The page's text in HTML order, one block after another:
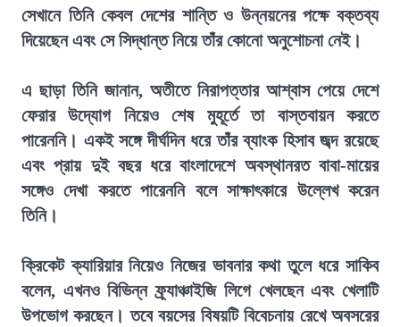
সেখানে তিনি কেবল দেশের শান্তি ও উন্নয়নের পক্ষে বক্তব্য
দিয়েছেন এবং সে সিদ্ধান্ত নিয়ে তাঁর কোনো অনুশোচনা নেই।
এ ছাড়া তিনি জানান, অতীতে নিরাপত্তার আশ্বাস পেয়ে দেশে
ফেরার উদ্যোগ নিয়েও শেষ মুহূর্তে তা বাস্তবায়ন করতে
পারেননি। একই সঙ্গে দীর্ঘদিন ধরে তাঁর ব্যাংক হিসাব জব্দ রয়েছে
এবং প্রায় দুই বছর ধরে বাংলাদেশে অবস্থানরত বাবা-মায়ের
সঙ্গেও দেখা করতে পারেননি বলে সাক্ষাৎকারে উল্লেখ করেন
তিনি।
ক্রিকেট ক্যারিয়ার নিয়েও নিজের ভাবনার কথা তুলে ধরে সাকিব
বলেন, এখনও বিভিন্ন ফ্র্যাঞ্চাইজি লিগে খেলছেন এবং খেলাটি
উপভোগ করছেন। তবে বয়সের বিষয়টি বিবেচনায় রেখে অবসরের